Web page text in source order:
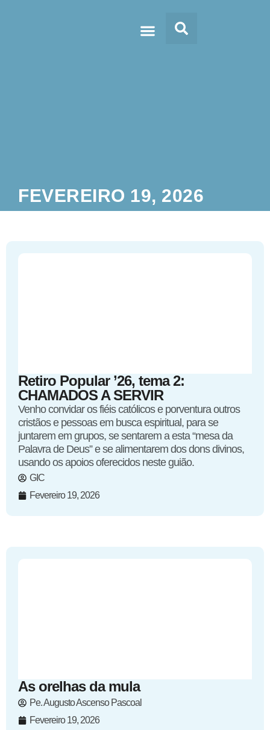
FEVEREIRO 19, 2026
Retiro Popular ’26, tema 2:
CHAMADOS A SERVIR
Venho convidar os fiéis católicos e porventura outros
cristãos e pessoas em busca espiritual, para se
juntarem em grupos, se sentarem a esta “mesa da
Palavra de Deus” e se alimentarem dos dons divinos,
usando os apoios oferecidos neste guião.
GIC
Fevereiro 19, 2026
As orelhas da mula
Pe. Augusto Ascenso Pascoal
Fevereiro 19, 2026